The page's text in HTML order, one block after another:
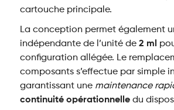
cartouche principale.
La conception permet également
indépendante de l’unité de 2 ml
configuration allégée. Le
composants s’effectue par simple
garantissant une maintenance
continuité opérationnelledu